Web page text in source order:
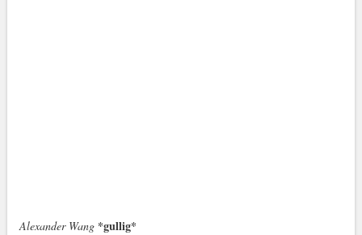
Alexander Wang *gullig*